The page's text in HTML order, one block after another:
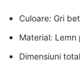
Culoare: Gri
Material: Lemn
Dimensiuni